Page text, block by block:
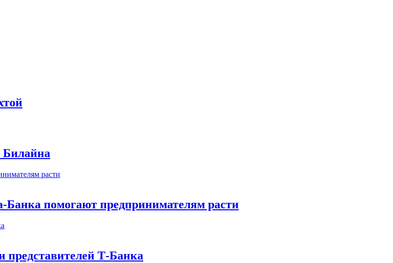
Билайна
помогают предпринимателям расти
Т-Банка